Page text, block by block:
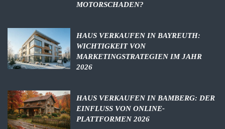
MOTORSCHADEN?
HAUS VERKAUFEN IN BAYREUTH:
WICHTIGKEIT VON
MARKETINGSTRATEGIEN IM JAHR
2026
HAUS VERKAUFEN IN BAMBERG: DER
EINFLUSS VON ONLINE-
PLATTFORMEN 2026